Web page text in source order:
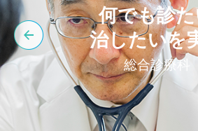
何でも診
治したいを
総合診療科